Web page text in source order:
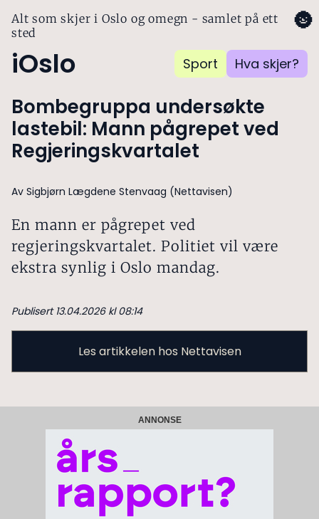
Alt som skjer i Oslo og omegn - samlet på ett
sted
iOslo Sport Hva skjer?
🌚
Bombegruppa undersøkte
lastebil: Mann pågrepet ved
Regjeringskvartalet
Av Sigbjørn Lægdene Stenvaag (Nettavisen)
En mann er pågrepet ved
regjeringskvartalet. Politiet vil være
ekstra synlig i Oslo mandag.
Publisert 13.04.2026 kl 08:14
Les artikkelen hos Nettavisen
ANNONSE